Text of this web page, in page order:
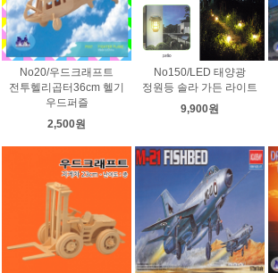
No20/우드크래프트
전투헬리곱터36cm 헬기
우드퍼즐
2,500원
No150/LED 태양광
정원등 솔라 가든 라이트
9,900원